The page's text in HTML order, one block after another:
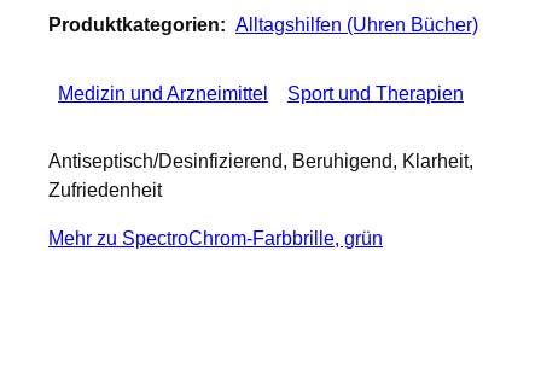
Produktkategorien: Alltagshilfen (Uhren Bücher)
Medizin und Arzneimittel Sport und Therapien
Antiseptisch/Desinfizierend, Beruhigend, Klarheit,
Zufriedenheit
Mehr zu SpectroChrom-Farbbrille, grün